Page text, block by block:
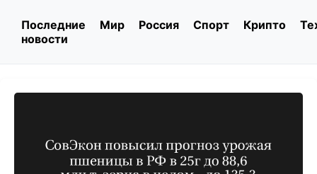
Последние
новости
Мир Россия Спорт Крипто